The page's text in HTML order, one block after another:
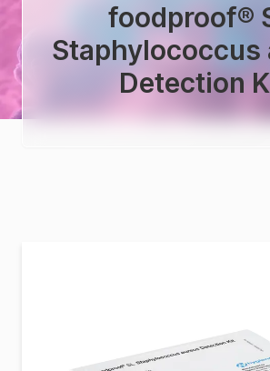
foodproof®
Staphylococcus
Detection